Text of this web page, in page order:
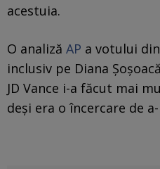
acestuia.
O analiză AP a votului
inclusiv pe Diana
JD Vance i-a făcut mai
deşi era o încercare de